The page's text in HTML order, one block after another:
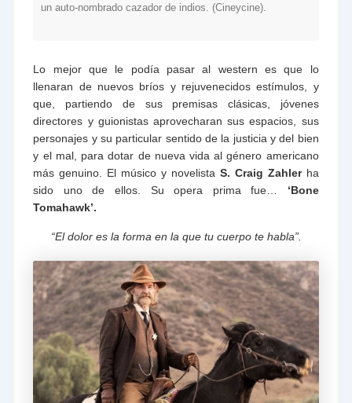
un auto-nombrado cazador de indios. (Cineycine).
Lo mejor que le podía pasar al western es que lo
llenaran de nuevos bríos y rejuvenecidos estímulos, y
que, partiendo de sus premisas clásicas, jóvenes
directores y guionistas aprovecharan sus espacios, sus
personajes y su particular sentido de la justicia y del bien
y el mal, para dotar de nueva vida al género americano
más genuino. El músico y novelista S. Craig Zahlerha
sido uno de ellos. Su opera prima fue…
‘Bone
Tomahawk’.
“El dolor es la forma en la que tu cuerpo te habla”.